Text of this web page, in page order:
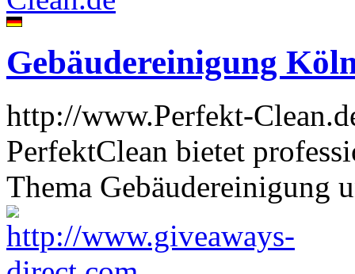
Gebäudereinigung
http://www.Perfekt-
PerfektClean bietet
Thema Gebäudereinigung